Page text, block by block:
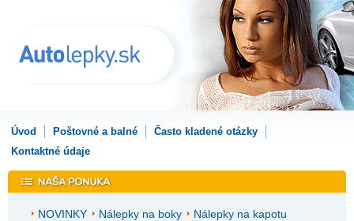
Úvod Poštovné a balné
Často kladené otázky
Kontaktné údaje
NOVINKY Nálepky na boky
Nálepky na kapotu